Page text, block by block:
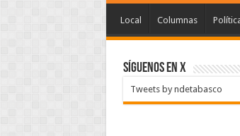
Local Columnas
SÍGUENOS EN X
Tweets by ndetabasco